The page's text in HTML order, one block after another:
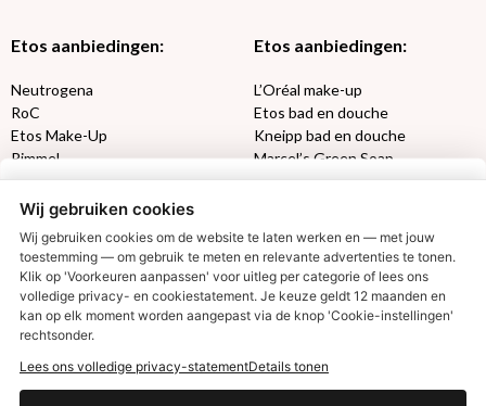
Etos aanbiedingen:
Neutrogena
RoC
Etos Make-Up
Rimmel
Max Factor
Etos aanbiedingen:
L’Oréal make-up
Etos bad en douche
Kneipp bad en douche
Marcel’s Green Soap
Oral-B
Etos aanbiedingen:
Aussie
Gillette
Gezichtsverzorging
Syoss
DETOXEN
Always
Libresse
Gliss Kur
Etos billendoekjes
Wij gebruiken cookies
Wij gebruiken cookies om de website te laten werken en — met jouw
toestemming — om gebruik te meten en relevante advertenties te tonen.
Klik op 'Voorkeuren aanpassen' voor uitleg per categorie of lees ons
volledige privacy- en cookiestatement. Je keuze geldt 12 maanden en
kan op elk moment worden aangepast via de knop 'Cookie-instellingen'
rechtsonder.
Lees ons volledige privacy-statementDetails tonen
€2,50 korting?